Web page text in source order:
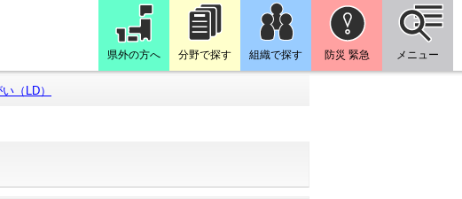
県外の方へ 分野で探す 組織で探す 防災 緊急 メニュー
（LD）